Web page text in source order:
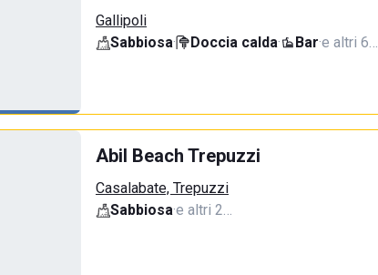
Gallipoli
Sabbiosa· Doccia calda· Bar·e altri 6…
Abil Beach Trepuzzi
Casalabate, Trepuzzi
Sabbiosa·e altri 2…